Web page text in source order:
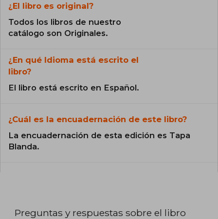
¿El libro es original?
Todos los libros de nuestro
catálogo son Originales.
¿En qué Idioma está escrito el
libro?
El libro está escrito en Español.
¿Cuál es la encuadernación de este libro?
La encuadernación de esta edición es Tapa
Blanda.
Preguntas y respuestas sobre el libro